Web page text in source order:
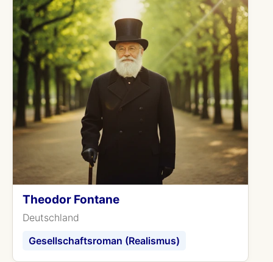
Theodor Fontane
Deutschland
Gesellschaftsroman (Realismus)